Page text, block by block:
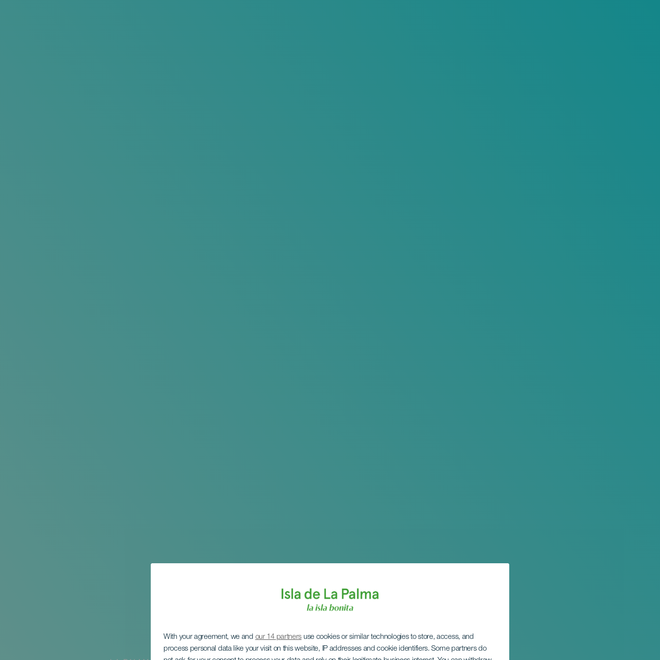
With your agreement, we and our 14 partners use cookies or similar technologies to store, access, and
process personal data like your visit on this website, IP addresses and cookie identifiers. Some partners do